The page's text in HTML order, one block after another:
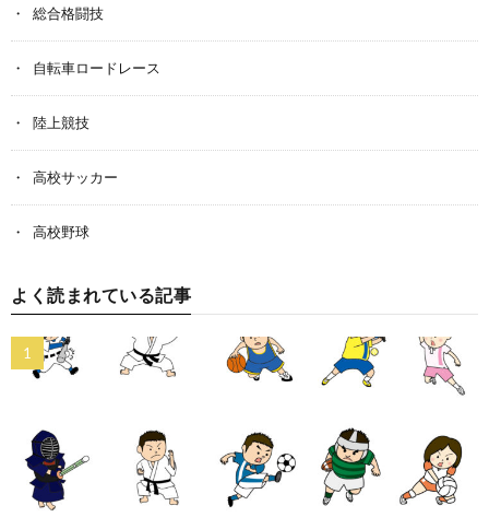
総合格闘技
自転車ロードレース
陸上競技
高校サッカー
高校野球
よく読まれている記事